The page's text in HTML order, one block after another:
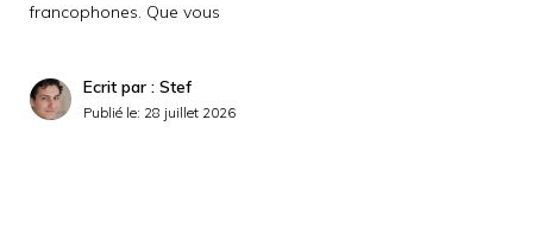
francophones. Que vous
Ecrit par : Stef
Publié le: 28 juillet 2026